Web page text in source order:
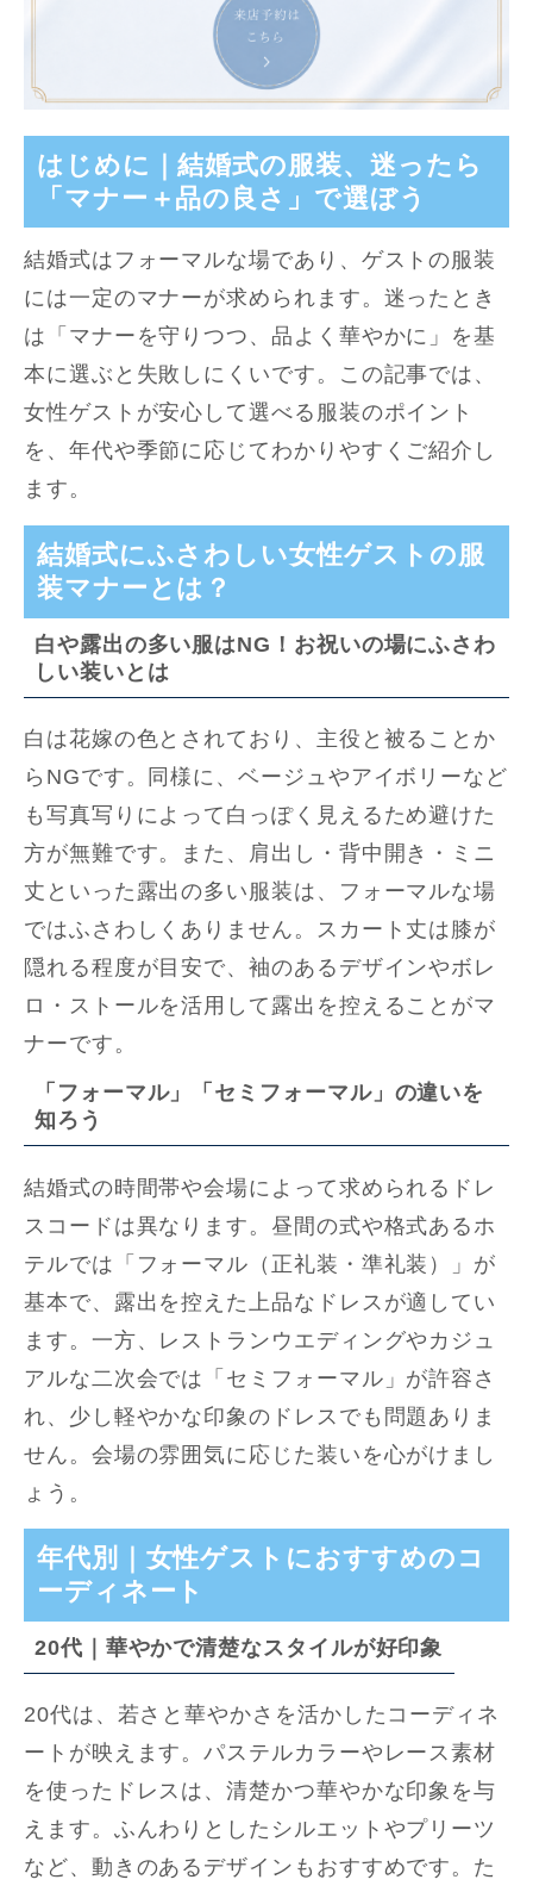
はじめに｜結婚式の服装、迷ったら
「マナー＋品の良さ」で選ぼう
結婚式はフォーマルな場であり、ゲストの服装
には一定のマナーが求められます。迷ったとき
は「マナーを守りつつ、品よく華やかに」を基
本に選ぶと失敗しにくいです。この記事では、
女性ゲストが安心して選べる服装のポイント
を、年代や季節に応じてわかりやすくご紹介し
ます。
結婚式にふさわしい女性ゲストの服
装マナーとは？
白や露出の多い服はNG！お祝いの場にふさわ
しい装いとは
白は花嫁の色とされており、主役と被ることか
らNGです。同様に、ベージュやアイボリーなど
も写真写りによって白っぽく見えるため避けた
方が無難です。また、肩出し・背中開き・ミニ
丈といった露出の多い服装は、フォーマルな場
ではふさわしくありません。スカート丈は膝が
隠れる程度が目安で、袖のあるデザインやボレ
ロ・ストールを活用して露出を控えることがマ
ナーです。
「フォーマル」「セミフォーマル」の違いを
知ろう
結婚式の時間帯や会場によって求められるドレ
スコードは異なります。昼間の式や格式あるホ
テルでは「フォーマル（正礼装・準礼装）」が
基本で、露出を控えた上品なドレスが適してい
ます。一方、レストランウエディングやカジュ
アルな二次会では「セミフォーマル」が許容さ
れ、少し軽やかな印象のドレスでも問題ありま
せん。会場の雰囲気に応じた装いを心がけまし
ょう。
年代別｜女性ゲストにおすすめのコ
ーディネート
20代｜華やかで清楚なスタイルが好印象
20代は、若さと華やかさを活かしたコーディネ
ートが映えます。パステルカラーやレース素材
を使ったドレスは、清楚かつ華やかな印象を与
えます。ふんわりとしたシルエットやプリーツ
など、動きのあるデザインもおすすめです。た